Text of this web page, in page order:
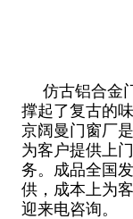
仿古铝合金
撑起了复古的
京阔曼门窗厂
为客户提供上
务。成品全国
供，成本上为
迎来电咨询。